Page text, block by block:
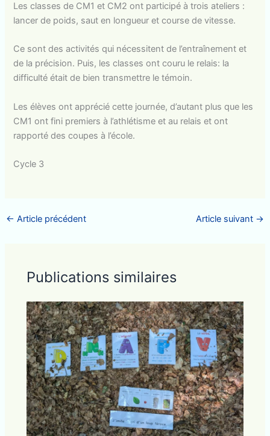
Les classes de CM1 et CM2 ont participé à trois ateliers :
lancer de poids, saut en longueur et course de vitesse.
Ce sont des activités qui nécessitent de l’entraînement et
de la précision. Puis, les classes ont couru le relais: la
difficulté était de bien transmettre le témoin.
Les élèves ont apprécié cette journée, d’autant plus que les
CM1 ont fini premiers à l’athlétisme et au relais et ont
rapporté des coupes à l’école.
Cycle 3
← Article précédent Article suivant →
Publications similaires